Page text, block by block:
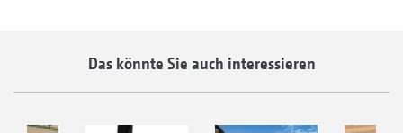
Das könnte Sie auch interessieren